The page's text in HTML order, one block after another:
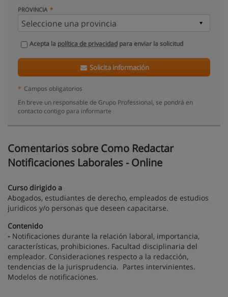
PROVINCIA
Acepta la política de privacidad para enviar la solicitud
Solicita información
* Campos obligatorios
En breve un responsable de Grupo Professional, se pondrá en
contacto contigo para informarte
Comentarios sobre Como Redactar
Notificaciones Laborales - Online
Curso dirigido a
Abogados, estudiantes de derecho, empleados de estudios
juridicos y/o personas que deseen capacitarse.
Contenido
- Notificaciones durante la relación laboral, importancia,
características, prohibiciones. Facultad disciplinaria del
empleador. Consideraciones respecto a la redacción,
tendencias de la jurisprudencia. Partes intervinientes.
Modelos de notificaciones.